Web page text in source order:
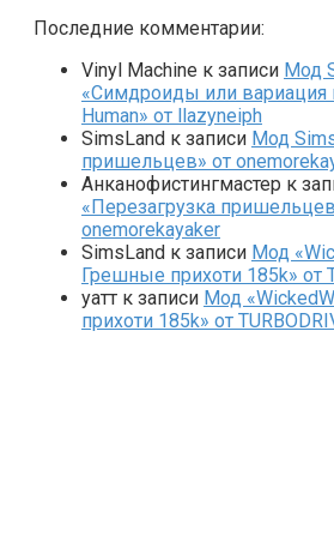
Последние комментарии:
Vinyl Machine к записи Мод
«Симдроиды или вариация
Human» от llazyneiph
SimsLand к записи Мод
пришельцев» от
Анканофистингмастер к
«Перезагрузка
onemorekayaker
SimsLand к записи Мод
Грешные прихоти 185k» от
yaтт к записи Мод
прихоти 185k» от